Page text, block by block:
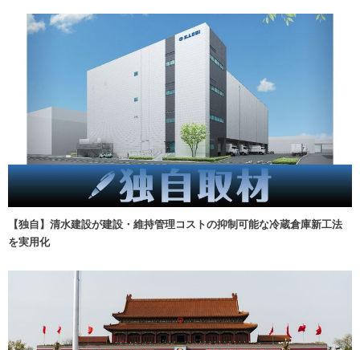
【独自】清水建設が建設・維持管理コストの抑制可能な冷蔵倉庫新工法
を実用化